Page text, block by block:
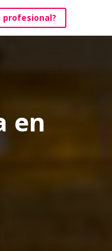
profesional?
en